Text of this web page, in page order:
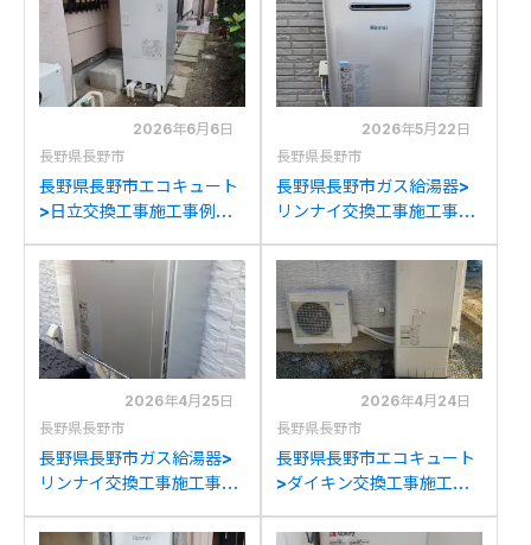
EQA37ZFHVへの交換
2026年6月6日
長野県長野市
長野県長野市エコキュート
>日立交換工事施工事例：
ら日立BHP-F46WDKへの
交換
2026年5月22日
長野県長野市
長野県長野市ガス給湯器>
リンナイ交換工事施工事
A824RFWC-Rからリンナ
イRUF-K2406SAW(A)へ
の交換
2026年4月25日
長野県長野市
長野県長野市ガス給湯器>
リンナイ交換工事施工事
E2401AWからリンナイ
2026年4月24日
長野県長野市
長野県長野市エコキュート
>ダイキン交換工事施工事
THTU371BXKからダイキ